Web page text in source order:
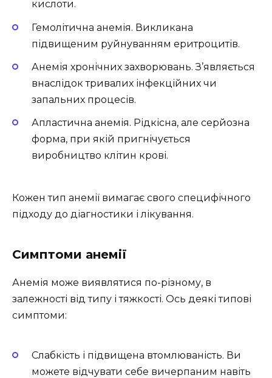
кислоти.
Гемолітична анемія. Викликана
підвищеним руйнуванням еритроцитів.
Анемія хронічних захворювань. З’являється
внаслідок тривалих інфекційних чи
запальних процесів.
Апластична анемія. Рідкісна, але серйозна
форма, при якій пригнічується
виробництво клітин крові.
Кожен тип анемії вимагає свого специфічного
підходу до діагностики і лікування.
Симптоми анемії
Анемія може виявлятися по-різному, в
залежності від типу і тяжкості. Ось деякі типові
симптоми:
Слабкість і підвищена втомлюваність. Ви
можете відчувати себе вичерпаним навіть